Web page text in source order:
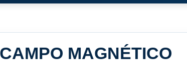
CAMPO MAGNÉTICO